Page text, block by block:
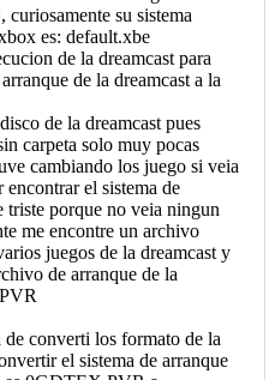
su sistema
es: default.xbe
de la dreamcast para
de la dreamcast a la
de la dreamcast pues
carpeta solo muy pocas
cambiando los juego si veia
el sistema de
triste porque no veia ningun
me encontre un archivo
juegos de la dreamcast y
de arranque de la
converti los formato de la
el sistema de arranque